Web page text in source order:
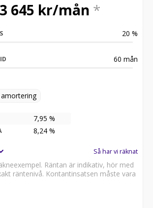
3 645 kr/mån *
20 %
60 mån
amortering
7,95 %
8,24 %
Så har vi räknat
Räntan är indikativ, hör med
räntenivå. Kontantinsatsen måste vara